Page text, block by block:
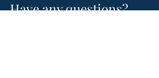
Have any questions?